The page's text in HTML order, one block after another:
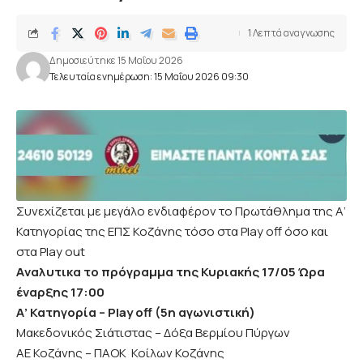
Τελευταία ενημέρωση: 15 Μαΐου 2026 09:30
Δημοσιεύτηκε 15 Μαΐου 2026
1 Λεπτά αναγνωσης
Συνεχίζεται με μεγάλο ενδιαφέρον το Πρωτάθλημα της Α’
Κατηγορίας της ΕΠΣ Κοζάνης τόσο στα Play off όσο και
στα Play out
Aναλυτικα το πρόγραμμα της Κυριακής 17/05 Ώρα
έναρξης 17:00
Α’ Κατηγορία – Play off (5η αγωνιστική)
Μακεδονικός Σιάτιστας – Δόξα Βερμίου Πύργων
ΑΕ Κοζάνης – ΠΑΟΚ Κοίλων Κοζάνης